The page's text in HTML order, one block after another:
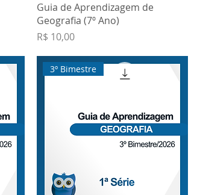
Guia de Aprendizagem de
Geografia (7º Ano)
Preço
R$ 10,00
3º Bimestre